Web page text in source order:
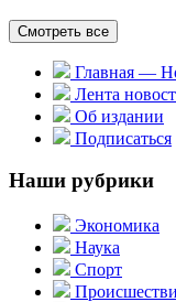
Смотреть все
Главная —
Лента
Об издании
Подписаться
Наши рубрики
Экономика
Наука
Спорт